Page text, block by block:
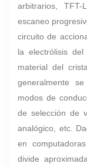
arbitrarios,
escaneo
circuito de
la electrólisis
material del
generalmente
modos de
de selección de
analógico, etc.
en
divide